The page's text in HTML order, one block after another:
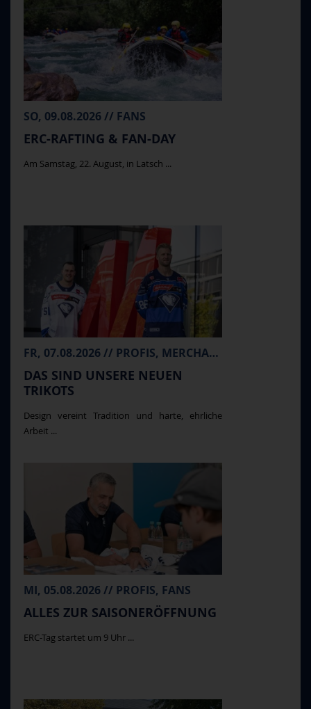
SO, 09.08.2026 // FANS
ERC-RAFTING & FAN-DAY
Am Samstag, 22. August, in Latsch ...
FR, 07.08.2026 // PROFIS, MERCHANDISE
DAS SIND UNSERE NEUEN
TRIKOTS
Design vereint Tradition und harte, ehrliche
Arbeit ...
MI, 05.08.2026 // PROFIS, FANS
ALLES ZUR SAISONERÖFFNUNG
ERC-Tag startet um 9 Uhr ...